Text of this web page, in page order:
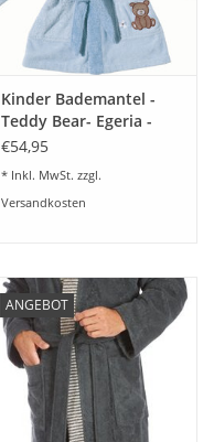
Kinder Bademantel -
Teddy Bear- Egeria -
€54,95
* Inkl. MwSt. zzgl.
Versandkosten
ANGEBOT